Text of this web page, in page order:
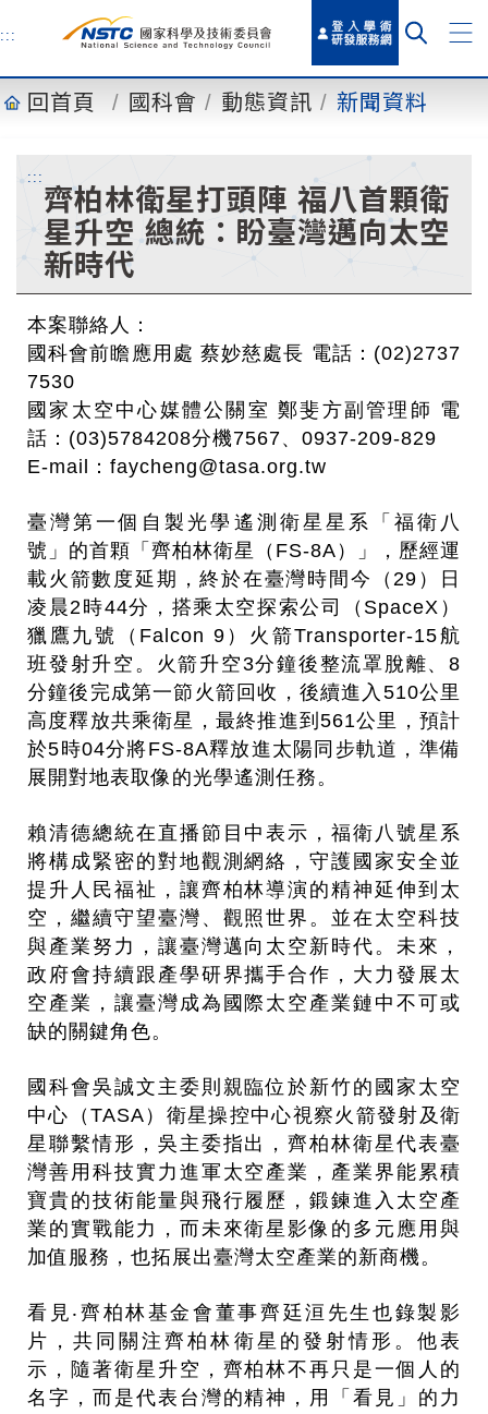
主
容
:::
回首頁 國科會 動態資訊 新聞資料
:::
齊柏林衛星打頭陣 福八首顆衛
星升空 總統：盼臺灣邁向太空
新時代
本案聯絡人：
國科會前瞻應用處 蔡妙慈處長 電話：(02)2737
7530
國家太空中心媒體公關室 鄭斐方副管理師 電
話：(03)5784208分機7567、0937-209-829
E-mail：faycheng@tasa.org.tw
臺灣第一個自製光學遙測衛星星系「福衛八
號」的首顆「齊柏林衛星（FS-8A）」，歷經運
載火箭數度延期，終於在臺灣時間今（29）日
凌晨2時44分，搭乘太空探索公司（SpaceX）
獵鷹九號（Falcon 9）火箭Transporter-15航
班發射升空。火箭升空3分鐘後整流罩脫離、8
分鐘後完成第一節火箭回收，後續進入510公里
高度釋放共乘衛星，最終推進到561公里，預計
於5時04分將FS-8A釋放進太陽同步軌道，準備
展開對地表取像的光學遙測任務。
賴清德總統在直播節目中表示，福衛八號星系
將構成緊密的對地觀測網絡，守護國家安全並
提升人民福祉，讓齊柏林導演的精神延伸到太
空，繼續守望臺灣、觀照世界。並在太空科技
與產業努力，讓臺灣邁向太空新時代。未來，
政府會持續跟產學研界攜手合作，大力發展太
空產業，讓臺灣成為國際太空產業鏈中不可或
缺的關鍵角色。
國科會吳誠文主委則親臨位於新竹的國家太空
中心（TASA）衛星操控中心視察火箭發射及衛
星聯繫情形，吳主委指出，齊柏林衛星代表臺
灣善用科技實力進軍太空產業，產業界能累積
寶貴的技術能量與飛行履歷，鍛鍊進入太空產
業的實戰能力，而未來衛星影像的多元應用與
加值服務，也拓展出臺灣太空產業的新商機。
看見‧齊柏林基金會董事齊廷洹先生也錄製影
片，共同關注齊柏林衛星的發射情形。他表
示，隨著衛星升空，齊柏林不再只是一個人的
名字，而是代表台灣的精神，用「看見」的力